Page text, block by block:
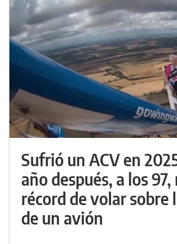
Sufrió un ACV en
año después, a los
récord de volar sobre
de un avión